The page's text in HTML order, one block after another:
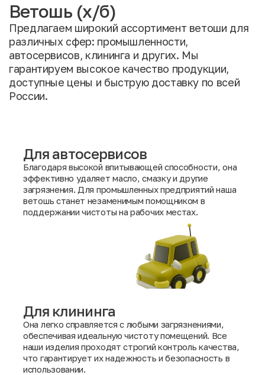
Ветошь (х/б)
Предлагаем широкий ассортимент ветоши для
различных сфер: промышленности,
автосервисов, клининга и других. Мы
гарантируем высокое качество продукции,
доступные цены и быструю доставку по всей
России.
Для автосервисов
Благодаря высокой впитывающей способности, она
эффективно удаляет масло, смазку и другие
загрязнения. Для промышленных предприятий наша
ветошь станет незаменимым помощником в
поддержании чистоты на рабочих местах.
Для клининга
Она легко справляется с любыми загрязнениями,
обеспечивая идеальную чистоту помещений. Все
наши изделия проходят строгий контроль качества,
что гарантирует их надежность и безопасность в
использовании.